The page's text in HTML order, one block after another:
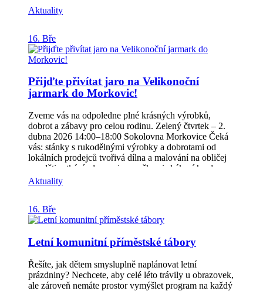
Prasklice (cca 5 km) Na co se můžete těšit? opékání
špekáčků, návštěva muzea Horákův statek v
sebou: pohodlnou obuv, špekáček s pečivem, pití,
dobrou náladu a klidně i čtyřnohého kamaráda. Cílem
akce, kterou organizuje Právě teď o.p.s., je
v každém věku. Sdílejte akci mezi své přátele,
děkujeme!
Aktuality
16. Bře
Přijďte přivítat jaro na Velikonoční
jarmark do Morkovic!
Zveme vás na odpoledne plné krásných výrobků,
dobrot a zábavy pro celou rodinu. Zelený čtvrtek – 2.
dubna 2026 14:00–18:00 Sokolovna Morkovice Čeká
vás: stánky s rukodělnými výrobky a dobrotami od
lokálních prodejců tvořivá dílna a malování na obličej
pro děti setkání s lamami a ovečkami skákací hrad
občerstvení i zelené pivo Vezměte rodinu, děti i
kamarády a přijďte si užít pohodové odpoledne,
pivu! Těšíme se na vás
Aktuality
16. Bře
Letní komunitní příměstské tábory
Řešíte, jak dětem smysluplně naplánovat letní
prázdniny? Nechcete, aby celé léto trávily u obrazovek,
ale zároveň nemáte prostor vymýšlet program na každý